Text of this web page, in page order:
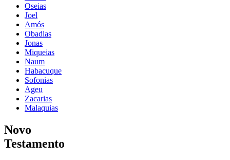
Oseias
Joel
Amós
Obadias
Jonas
Miqueias
Naum
Habacuque
Sofonias
Ageu
Zacarias
Malaquias
Novo
Testamento